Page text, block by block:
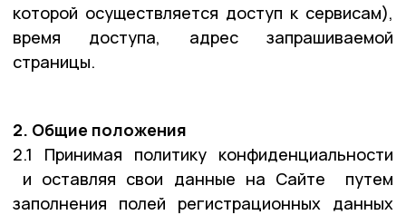
которой осуществляется доступ к сервисам),
время доступа, адрес запрашиваемой
страницы.
2. Общие положения
2.1 Принимая политику конфиденциальности
и оставляя свои данные на Сайте путем
заполнения полей регистрационных данных